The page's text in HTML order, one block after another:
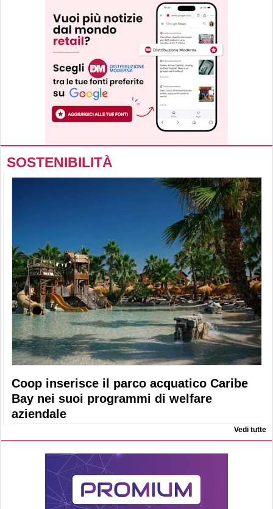
SOSTENIBILITÀ
Coop inserisce il parco acquatico Caribe
Bay nei suoi programmi di welfare
aziendale
Vedi tutte